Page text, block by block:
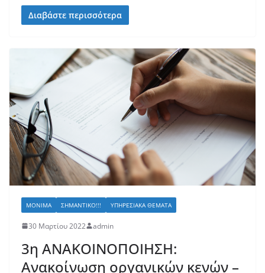
Διαβάστε περισσότερα
ΜΌΝΙΜΑ ΣΗΜΑΝΤΙΚΌ!!! ΥΠΗΡΕΣΙΑΚΆ ΘΈΜΑΤΑ
30 Μαρτίου 2022 admin
3η ΑΝΑΚΟΙΝΟΠΟΙΗΣΗ:
Ανακοίνωση οργανικών κενών –